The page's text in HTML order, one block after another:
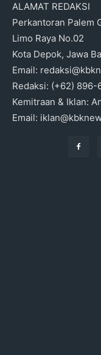
ALAMAT REDAKSI
Perkantoran Palem
Limo Raya No.02
Kota Depok, Jawa
Email:
Redaksi: (+62)
Kemitraan & Iklan:
Email: